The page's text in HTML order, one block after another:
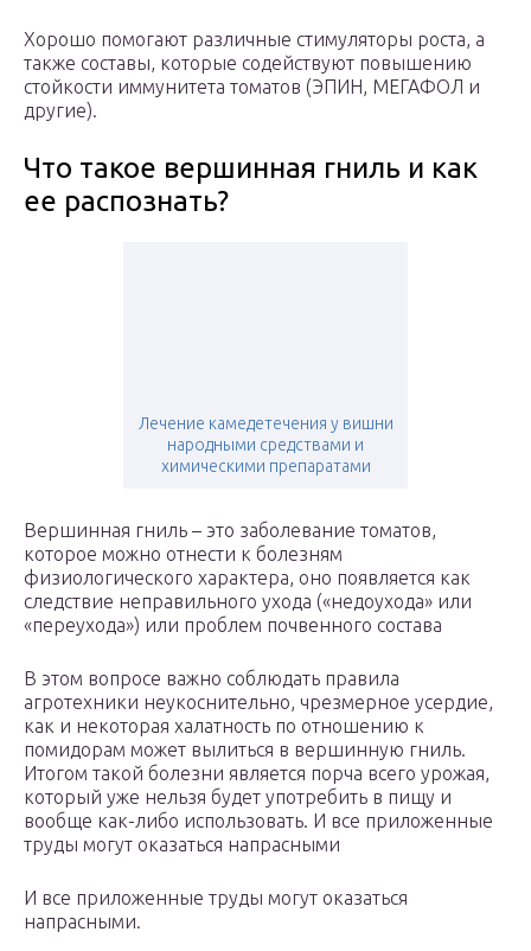
Хорошо помогают различные стимуляторы роста, а
также составы, которые содействуют повышению
стойкости иммунитета томатов (ЭПИН, МЕГАФОЛ и
другие).
Что такое вершинная гниль и как
ее распознать?
Лечение камедетечения у вишни
народными средствами и
химическими препаратами
Вершинная гниль – это заболевание томатов,
которое можно отнести к болезням
физиологического характера, оно появляется как
следствие неправильного ухода («недоухода» или
«переухода») или проблем почвенного состава
В этом вопросе важно соблюдать правила
агротехники неукоснительно, чрезмерное усердие,
как и некоторая халатность по отношению к
помидорам может вылиться в вершинную гниль.
Итогом такой болезни является порча всего урожая,
который уже нельзя будет употребить в пищу и
вообще как-либо использовать. И все приложенные
труды могут оказаться напрасными
И все приложенные труды могут оказаться
напрасными.